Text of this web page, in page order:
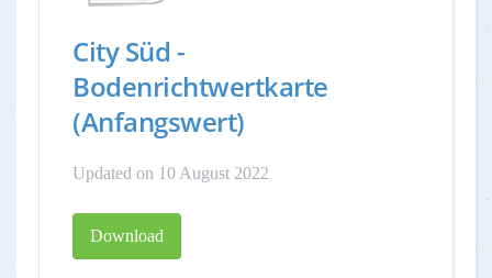
City Süd -
Bodenrichtwertkarte
(Anfangswert)
Updated on 10 August 2022
Download